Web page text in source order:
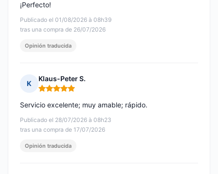
Publicado el 01/08/2026 à 08h39
tras una compra de 26/07/2026
¡Perfecto!
Opinión traducida
K
Klaus-Peter S.
Nota: 5 de 5
Publicado el 28/07/2026 à 08h23
tras una compra de 17/07/2026
Servicio excelente; muy amable; rápido.
Opinión traducida